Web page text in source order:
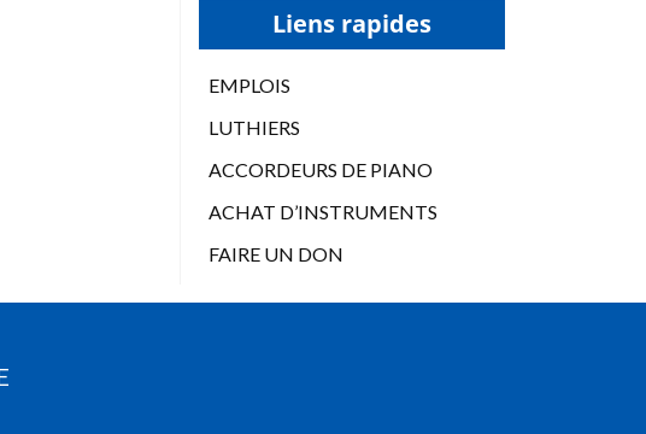
Liens rapides
EMPLOIS
LUTHIERS
ACCORDEURS DE PIANO
ACHAT D’INSTRUMENTS
FAIRE UN DON